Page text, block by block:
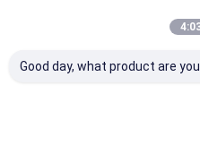
Good day, what product are